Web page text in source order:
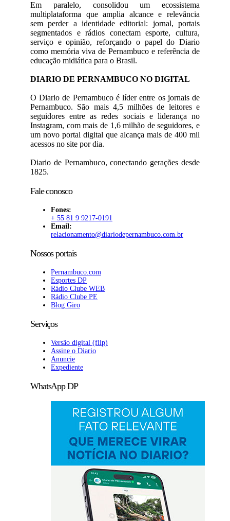
Em paralelo, consolidou um ecossistema
multiplataforma que amplia alcance e relevância
sem perder a identidade editorial: jornal, portais
segmentados e rádios conectam esporte, cultura,
serviço e opinião, reforçando o papel do Diario
como memória viva de Pernambuco e referência de
educação midiática para o Brasil.
DIARIO DE PERNAMBUCO NO DIGITAL
O Diario de Pernambuco é líder entre os jornais de
Pernambuco. São mais 4,5 milhões de leitores e
seguidores entre as redes sociais e liderança no
Instagram, com mais de 1,6 milhão de seguidores, e
um novo portal digital que alcança mais de 400 mil
acessos no site por dia.
Diario de Pernambuco, conectando gerações desde
1825.
Fale conosco
Fones:
+ 55 81 9 9217-0191
Email:
relacionamento@diariodepernambuco.com.br
Nossos portais
Pernambuco.com
Esportes DP
Rádio Clube WEB
Rádio Clube PE
Blog Giro
Serviços
Versão digital (flip)
Assine o Diario
Anuncie
Expediente
WhatsApp DP